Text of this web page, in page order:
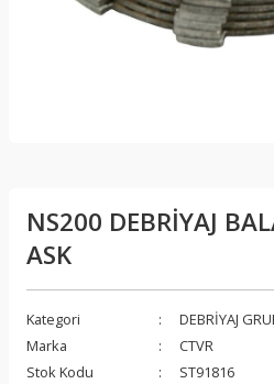
NS200 DEBRİYAJ
ASK
Kategori
DEBRİYAJ
Marka
CTVR
Stok Kodu
ST91816